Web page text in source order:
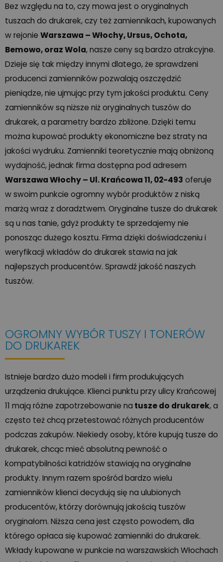
Bez względu na to, czy mowa jest o oryginalnych
tuszach do drukarek, czy też zamiennikach, kupowanych
w rejonie Warszawa – Włochy, Ursus, Ochota,
Bemowo, oraz Wola, nasze ceny są bardzo atrakcyjne.
Dzieje się tak między innymi dlatego, że sprawdzeni
producenci zamienników pozwalają oszczędzić
pieniądze, nie ujmując przy tym jakości produktu. Ceny
zamienników są niższe niż oryginalnych tuszów do
drukarek, a parametry bardzo zbliżone. Dzięki temu
można kupować produkty ekonomiczne bez straty na
jakości wydruku. Zamienniki teoretycznie mają obniżoną
wydajność, jednak firma dostępna pod adresem
Warszawa Włochy – Ul. Krańcowa 11, 02-493 oferuje
w swoim punkcie ogromny wybór produktów z niską
marżą wraz z doradztwem. Oryginalne tusze do drukarek
są u nas tanie, gdyż produkty te sprzedajemy nie
ponosząc dużego kosztu. Firma dzięki doświadczeniu i
weryfikacji wkładów do drukarek stawia na jak
najlepszych producentów. Sprawdź jakość naszych
tuszów.
OGROMNY WYBÓR TUSZY I TONERÓW
DO DRUKAREK
Istnieje bardzo dużo modeli i firm produkujących
urządzenia drukujące. Klienci punktu przy ulicy Krańcowej
11 mają różne zapotrzebowanie na tusze do drukarek, a
często też chcą przetestować różnych producentów
podczas zakupów. Niekiedy osoby, które kupują tusze do
drukarek, chcąc mieć absolutną pewność o
kompatybilności katridżów stawiają na oryginalne
produkty. Innym razem spośród bardzo wielu
zamienników klienci decydują się na ulubionych
producentów, którzy dorównują jakością tuszów
oryginałom. Niższa cena jest często powodem, dla
którego opłaca się kupować zamienniki do drukarek.
Wkłady kupowane w punkcie na warszawskich Włochach